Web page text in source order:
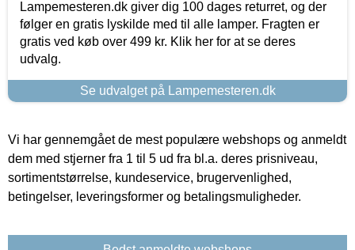
Lampemesteren.dk giver dig 100 dages returret, og der
følger en gratis lyskilde med til alle lamper. Fragten er
gratis ved køb over 499 kr. Klik her for at se deres
udvalg.
Se udvalget på Lampemesteren.dk
Vi har gennemgået de mest populære webshops og anmeldt
dem med stjerner fra 1 til 5 ud fra bl.a. deres prisniveau,
sortimentstørrelse, kundeservice, brugervenlighed,
betingelser, leveringsformer og betalingsmuligheder.